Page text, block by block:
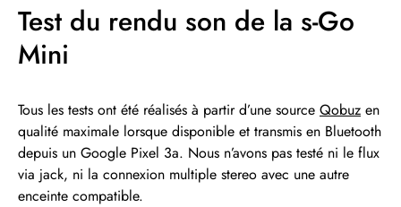
Test du rendu son de la s-Go
Mini
Tous les tests ont été réalisés à partir d’une source Qobuz en
qualité maximale lorsque disponible et transmis en Bluetooth
depuis un Google Pixel 3a. Nous n’avons pas testé ni le flux
via jack, ni la connexion multiple stereo avec une autre
enceinte compatible.